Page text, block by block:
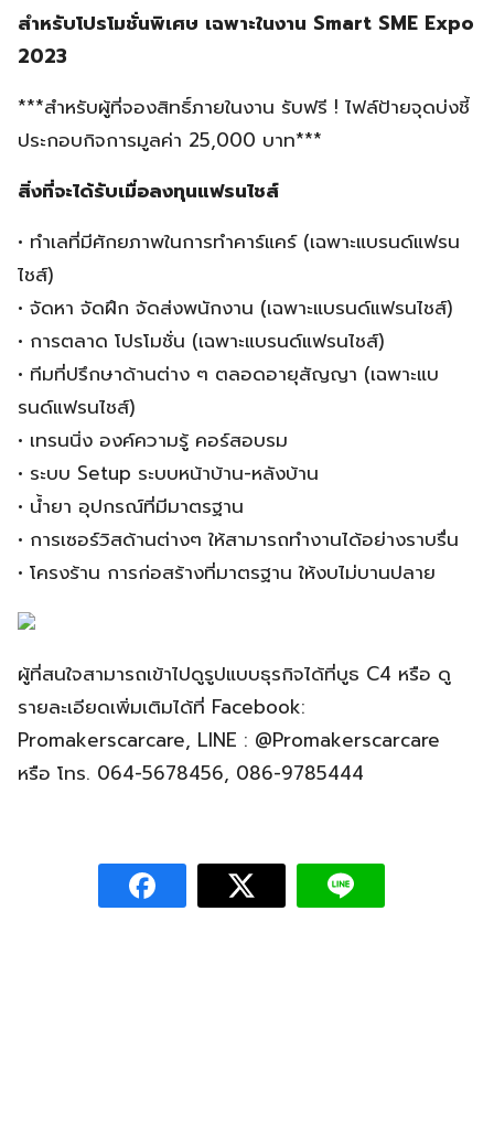
สำหรับโปรโมชั่นพิเศษ เฉพาะในงาน Smart SME Expo
2023
***สำหรับผู้ที่จองสิทธิ์ภายในงาน รับฟรี ! ไฟล์ป้ายจุดบ่งชี้
ประกอบกิจการมูลค่า 25,000 บาท***
สิ่งที่จะได้รับเมื่อลงทุนแฟรนไชส์
• ทำเลที่มีศักยภาพในการทำคาร์แคร์ (เฉพาะแบรนด์แฟรน
ไชส์)
• จัดหา จัดฝึก จัดส่งพนักงาน (เฉพาะแบรนด์แฟรนไชส์)
• การตลาด โปรโมชั่น (เฉพาะแบรนด์แฟรนไชส์)
• ทีมที่ปรึกษาด้านต่าง ๆ ตลอดอายุสัญญา (เฉพาะแบ
รนด์แฟรนไชส์)
• เทรนนิ่ง องค์ความรู้ คอร์สอบรม
• ระบบ Setup ระบบหน้าบ้าน-หลังบ้าน
• น้ำยา อุปกรณ์ที่มีมาตรฐาน
• การเซอร์วิสด้านต่างๆ ให้สามารถทำงานได้อย่างราบรื่น
• โครงร้าน การก่อสร้างที่มาตรฐาน ให้งบไม่บานปลาย
ผู้ที่สนใจสามารถเข้าไปดูรูปแบบธุรกิจได้ที่บูธ C4 หรือ ดู
รายละเอียดเพิ่มเติมได้ที่ Facebook:
Promakerscarcare, LINE : @Promakerscarcare
หรือ โทร. 064-5678456, 086-9785444